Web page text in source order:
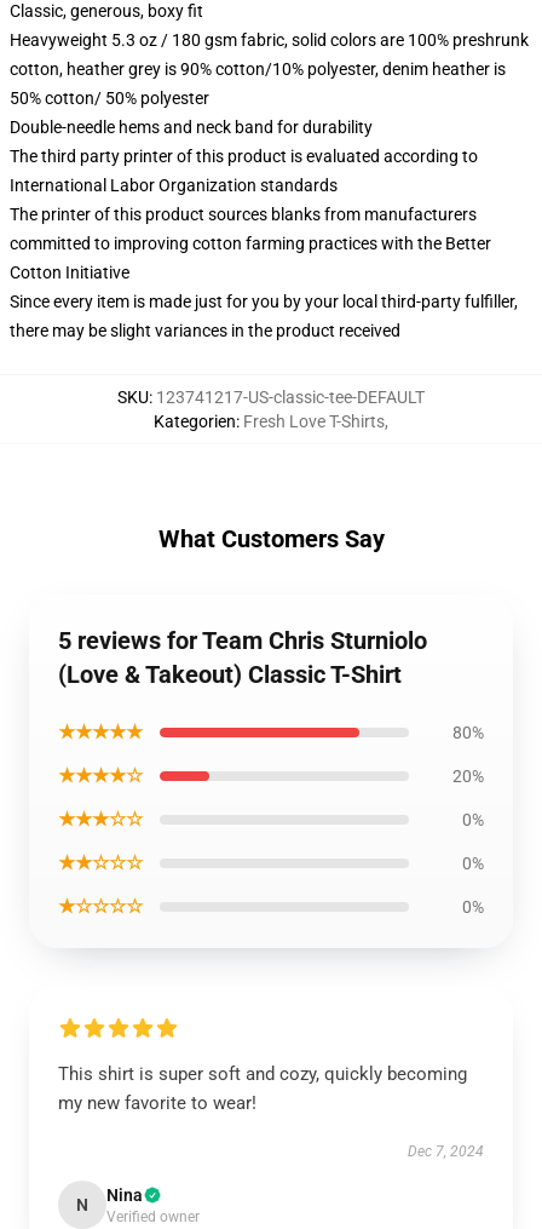
Classic, generous, boxy fit
Heavyweight 5.3 oz / 180 gsm fabric, solid colors are 100% preshrunk
cotton, heather grey is 90% cotton/10% polyester, denim heather is
50% cotton/ 50% polyester
Double-needle hems and neck band for durability
The third party printer of this product is evaluated according to
International Labor Organization standards
The printer of this product sources blanks from manufacturers
committed to improving cotton farming practices with the Better
Cotton Initiative
Since every item is made just for you by your local third-party fulfiller,
there may be slight variances in the product received
SKU: 123741217-US-classic-tee-DEFAULT
Kategorien: Fresh Love T-Shirts,
What Customers Say
5 reviews for Team Chris Sturniolo
(Love & Takeout) Classic T-Shirt
★★★★★ 80%
★★★★☆ 20%
★★★☆☆ 0%
★★☆☆☆ 0%
★☆☆☆☆ 0%
This shirt is super soft and cozy, quickly becoming
my new favorite to wear!
Dec 7, 2024
N Nina
Verified owner